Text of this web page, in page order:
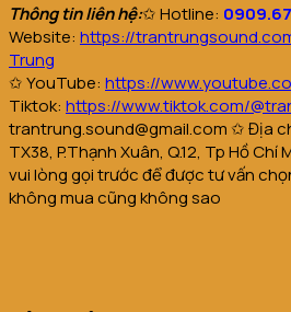
Thông tin liên hệ:✩Hotline:
Website: https://
Trung
✩YouTube: https://
Tiktok: https://www.tiktok.com/
trantrung.sound@gmail.com✩Địa
TX38, P.Thạnh Xuân, Q.12, Tp Hồ Chí
vui lòng gọi trước để được tư vấn
không mua cũng không sao